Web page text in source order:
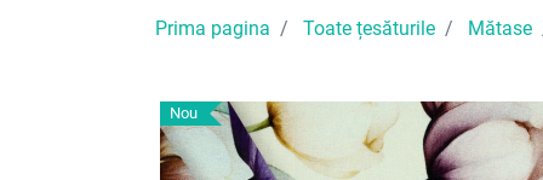
Prima pagina Toate țesăturile Mătase
Nou